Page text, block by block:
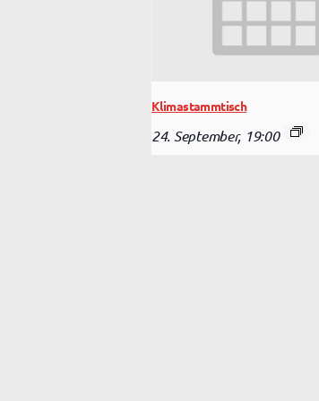
Klimastammtisch
24. September, 19:00